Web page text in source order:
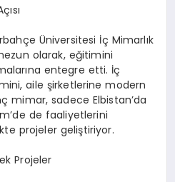
Üniversitesi İç Mimarlık
olarak, eğitimini
entegre etti. İç
aile şirketlerine modern
mimar, sadece Elbistan’da
de faaliyetlerini
projeler geliştiriyor.
Projeler